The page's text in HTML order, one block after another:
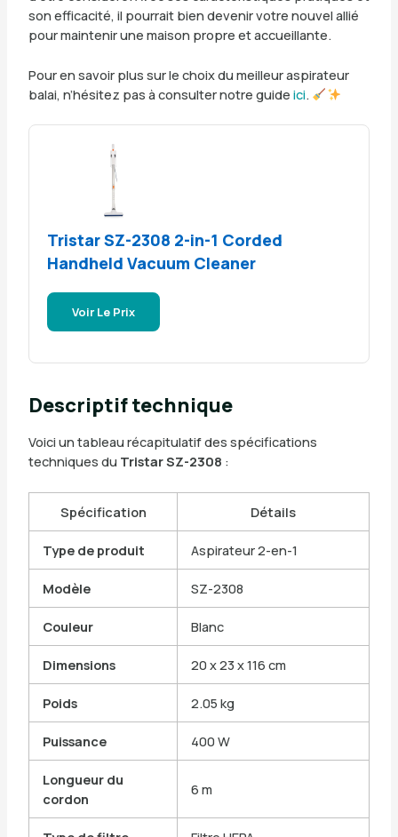
son efficacité, il pourrait bien devenir votre nouvel allié
pour maintenir une maison propre et accueillante.
Pour en savoir plus sur le choix du meilleur aspirateur
balai, n’hésitez pas à consulter notre guide ici.
Tristar SZ-2308 2-in-1 Corded
Handheld Vacuum Cleaner
Voir Le Prix
Descriptif technique
Voici un tableau récapitulatif des spécifications
techniques du Tristar SZ-2308 :
Spécification Détails
Type de produit Aspirateur 2-en-1
Modèle SZ-2308
Couleur Blanc
Dimensions 20 x 23 x 116 cm
Poids 2.05 kg
Puissance 400 W
Longueur du
cordon
6 m